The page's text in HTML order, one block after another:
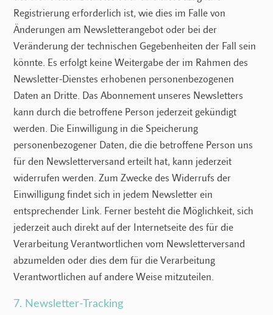
Registrierung erforderlich ist, wie dies im Falle von
Änderungen am Newsletterangebot oder bei der
Veränderung der technischen Gegebenheiten der Fall sein
könnte. Es erfolgt keine Weitergabe der im Rahmen des
Newsletter-Dienstes erhobenen personenbezogenen
Daten an Dritte. Das Abonnement unseres Newsletters
kann durch die betroffene Person jederzeit gekündigt
werden. Die Einwilligung in die Speicherung
personenbezogener Daten, die die betroffene Person uns
für den Newsletterversand erteilt hat, kann jederzeit
widerrufen werden. Zum Zwecke des Widerrufs der
Einwilligung findet sich in jedem Newsletter ein
entsprechender Link. Ferner besteht die Möglichkeit, sich
jederzeit auch direkt auf der Internetseite des für die
Verarbeitung Verantwortlichen vom Newsletterversand
abzumelden oder dies dem für die Verarbeitung
Verantwortlichen auf andere Weise mitzuteilen.
7. Newsletter-Tracking